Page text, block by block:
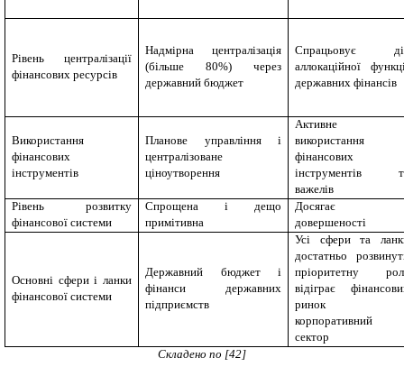
Рівень централізації
фінансових ресурсів
Надмірна централізація
(більше 80%) через
державний бюджет
Спрацьовує
аллокаційної
державних фінансів
Використання
фінансових
інструментів
Планове управління і
централізоване
ціноутворення
Активне
використання
фінансових
інструментів
важелів
Рівень розвитку
фінансової системи
Спрощена і дещо
примітивна
Досягає
довершеності
Основні сфери і ланки
фінансової системи
Державний бюджет і
фінанси державних
підприємств
Усі сфери та
достатньо
пріоритетну
відіграє
ринок
корпоративний
сектор
Складено по [42]